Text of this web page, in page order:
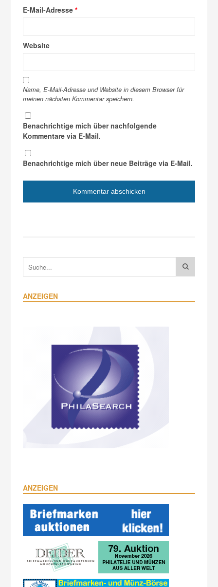
E-Mail-Adresse*
Website
Name, E-Mail-Adresse und Website in diesem Browser für
meinen nächsten Kommentar speichern.
Benachrichtige mich über nachfolgende
Kommentare via E-Mail.
Benachrichtige mich über neue Beiträge via E-Mail.
ANZEIGEN
ANZEIGEN